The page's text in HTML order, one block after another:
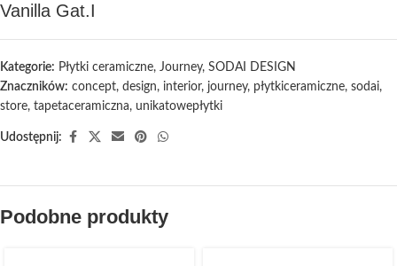
Vanilla Gat.I
Kategorie: Płytki ceramiczne, Journey, SODAI DESIGN
Znaczników: concept, design, interior, journey, płytkiceramiczne, sodai,
store, tapetaceramiczna, unikatowepłytki
Udostępnij:
Podobne produkty